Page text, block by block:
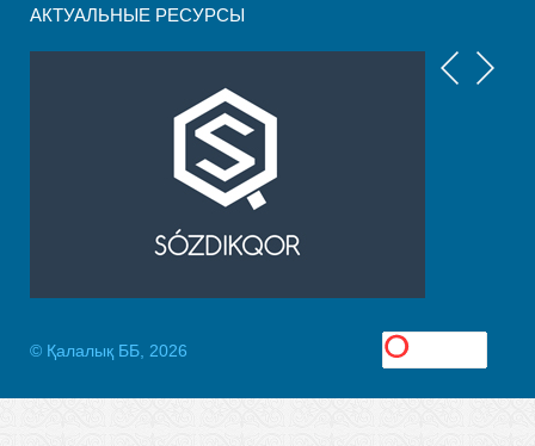
АКТУАЛЬНЫЕ РЕСУРСЫ
© Қалалық ББ, 2026